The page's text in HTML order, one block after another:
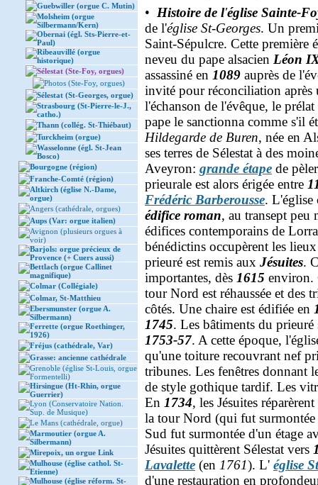
Guebwiller (orgue C. Mutin)
Molsheim (orgue
Silbermann/Kern)
Obernai (égl. Sts-Pierre-et-
Paul)
Ribeauvillé (orgue
historique)
Sélestat (Ste-Foy, orgues)
Photos (Ste-Foy, orgues)
Sélestat (St-Georges, orgue)
Strasbourg (St-Pierre-le-J.,
catho.)
Thann (collég. St-Thiébaut)
Turckheim (orgue)
Wasselonne (égl. St-Jean
Bosco)
Bourgogne (région)
Franche-Comté (région)
Altkirch (église N.-Dame,
orgue)
Angers (cathédrale, orgues)
Aups (Var: orgue italien)
Avignon (plusieurs orgues à
voir)
Barjols: orgue précieux de
Provence (+ Cuers aussi)
Bettlach (orgue Callinet
magnifique)
Colmar (Collégiale)
Colmar, St-Matthieu
Ebersmunster (orgue A.
Silbermann)
Ferrette (orgue Roethinger,
1926)
Fréjus (cathédrale, Var)
Grasse: ancienne cathédrale
Grenoble (église St-Louis, orgue
Formentelli)
Hirsingue (Ht-Rhin, orgue
Guerrier)
Lyon (Conservatoire Nation.
Sup. de Musique)
Le Mans (cathédrale, orgue)
Marmoutier (orgue A.
Silbermann)
Mirepoix, un orgue Link
Mulhouse (église cathol. St-
Etienne)
Mulhouse (église réform. St-
• Histoire de l'église Sainte-
de l'église St-Georges. Un
Saint-Sépulcre. Cette première
neveu du pape alsacien Léon
assassiné en 1089 auprès de
invité pour réconciliation
l'échanson de l'évêque, le
pape le sanctionna comme s'il
Hildegarde de Buren, née en
ses terres de Sélestat à des
Aveyron: grande étape de
prieurale est alors érigée entre
Frédéric Barberousse. L'église
édifice roman, au transept peu
édifices contemporains de
bénédictins occupèrent les
prieuré est remis aux Jésuites.
importantes, dès 1615 environ.
tour Nord est réhaussée et des
côtés. Une chaire est édifiée en
1745. Les bâtiments du
1753-57. A cette époque,
qu'une toiture recouvrant nef
tribunes. Les fenêtres donnant
de style gothique tardif. Les
En 1734, les Jésuites
la tour Nord (qui fut
Sud fut surmontée d'un étage
Jésuites quittèrent Sélestat vers
Lavalette (en 1761). L' église
d'une restauration en